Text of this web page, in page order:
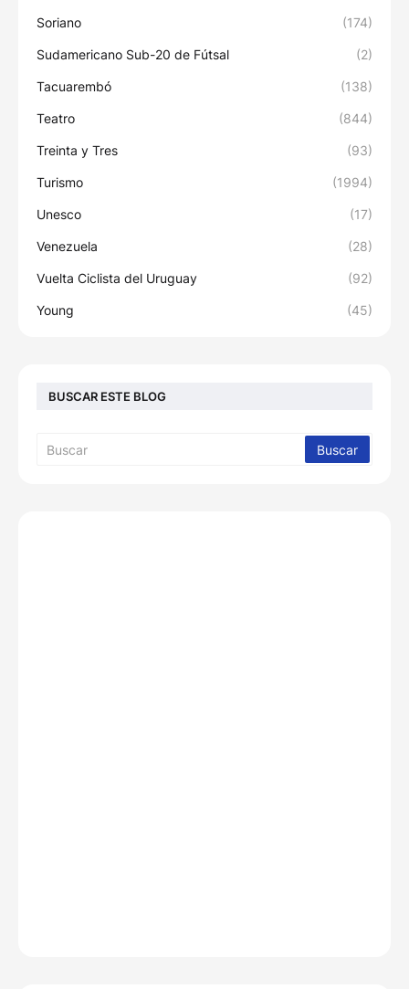
Soriano (174)
Sudamericano Sub-20 de Fútsal (2)
Tacuarembó (138)
Teatro (844)
Treinta y Tres (93)
Turismo (1994)
Unesco (17)
Venezuela (28)
Vuelta Ciclista del Uruguay (92)
Young (45)
BUSCAR ESTE BLOG